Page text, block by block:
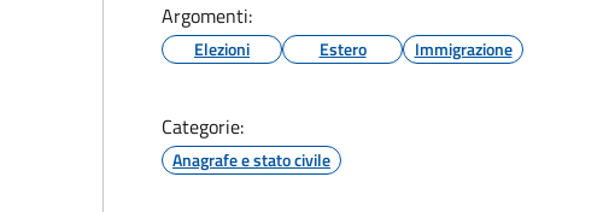
Argomenti:
Elezioni Estero Immigrazione
Categorie:
Anagrafe e stato civile